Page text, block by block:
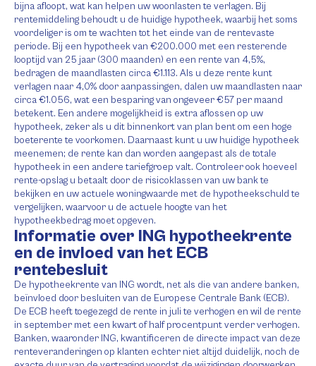
bijna afloopt, wat kan helpen uw woonlasten te verlagen. Bij
rentemiddeling behoudt u de huidige hypotheek, waarbij het soms
voordeliger is om te wachten tot het einde van de rentevaste
periode. Bij een hypotheek van €200.000 met een resterende
looptijd van 25 jaar (300 maanden) en een rente van 4,5%,
bedragen de maandlasten circa €1.113. Als u deze rente kunt
verlagen naar 4,0% door aanpassingen, dalen uw maandlasten naar
circa €1.056, wat een besparing van ongeveer €57 per maand
betekent. Een andere mogelijkheid is extra aflossen op uw
hypotheek, zeker als u dit binnenkort van plan bent om een hoge
boeterente te voorkomen. Daarnaast kunt u uw huidige hypotheek
meenemen; de rente kan dan worden aangepast als de totale
hypotheek in een andere tariefgroep valt. Controleer ook hoeveel
rente-opslag u betaalt door de risicoklassen van uw bank te
bekijken en uw actuele woningwaarde met de hypotheekschuld te
vergelijken, waarvoor u de actuele hoogte van het
hypotheekbedrag moet opgeven.
Informatie over ING hypotheekrente
en de invloed van het ECB
rentebesluit
De hypotheekrente van ING wordt, net als die van andere banken,
beïnvloed door besluiten van de Europese Centrale Bank (ECB).
De ECB heeft toegezegd de rente in juli te verhogen en wil de rente
in september met een kwart of half procentpunt verder verhogen.
Banken, waaronder ING, kwantificeren de directe impact van deze
renteveranderingen op klanten echter niet altijd duidelijk, noch de